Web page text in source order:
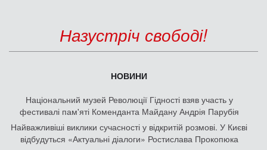
Назустріч свободі!
НОВИНИ
Національний музей Революції Гідності взяв участь у
фестивалі пам'яті Коменданта Майдану Андрія Парубія
Найважливіші виклики сучасності у відкритій розмові. У Києві
відбудуться «Актуальні діалоги» Ростислава Прокопюка